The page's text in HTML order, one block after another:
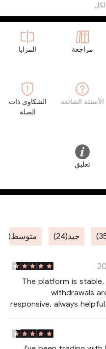
مراجعة المزايا
الأسئلة الشائعة
الشكاوى ذات
الصلة
تعليق
جيد(24) متوسط(26)
The platform is
withdrawals
responsive, always